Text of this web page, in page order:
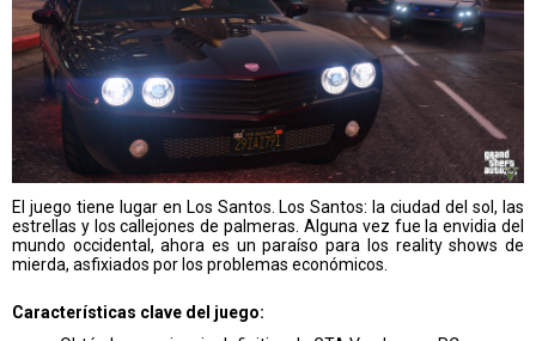
El juego tiene lugar en Los Santos. Los Santos: la ciudad del sol, las
estrellas y los callejones de palmeras. Alguna vez fue la envidia del
mundo occidental, ahora es un paraíso para los reality shows de
mierda, asfixiados por los problemas económicos.
Características clave del juego: